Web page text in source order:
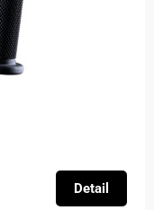
Detail